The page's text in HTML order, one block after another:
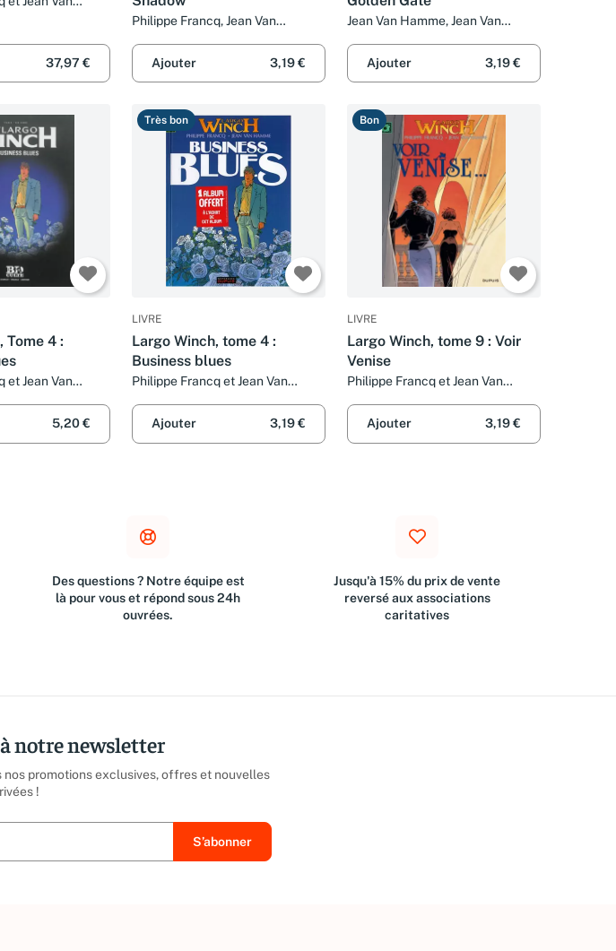
37,97 €
Philippe Francq, Jean Van
Van Hamme
Ajouter 3,19 €
Jean Van Hamme, Jean Van
Van Hamme
Ajouter 3,19 €
Tome 4 :
et Jean Van
5,20 €
Très bon
LIVRE
Largo Winch, tome 4 :
Business blues
Philippe Francq et Jean Van
Ajouter
3,19 €
Bon
LIVRE
Largo Winch, tome 9 : Voir
Venise
Philippe Francq et Jean Van
Ajouter
3,19 €
Des questions ? Notre équipe est
là pour vous et répond sous 24h
ouvrées.
Jusqu'à 15% du prix de vente
reversé aux associations
caritatives
notre newsletter
promotions exclusives, offres et nouvelles
!